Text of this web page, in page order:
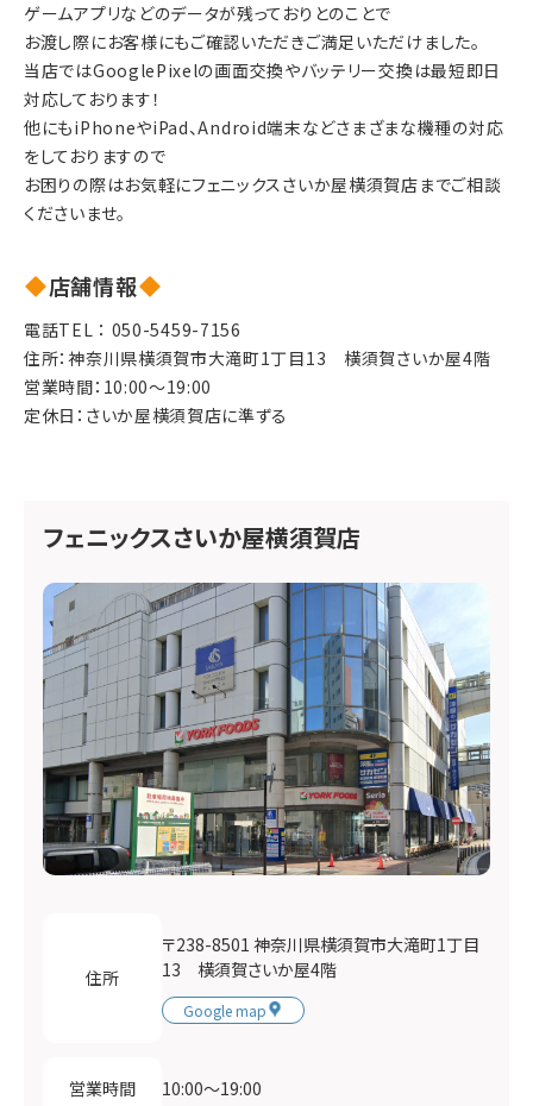
ゲームアプリなどのデータが残っておりとのことで
お渡し際にお客様にもご確認いただきご満足いただけました。
当店ではGooglePixelの画面交換やバッテリー交換は最短即日
対応しております！
他にもiPhoneやiPad、Android端末などさまざまな機種の対応
をしておりますので
お困りの際はお気軽にフェニックスさいか屋横須賀店までご相談
くださいませ。
店舗情報
電話TEL ： 050-5459-7156
住所：神奈川県横須賀市大滝町1丁目13　横須賀さいか屋4階
営業時間：10:00～19:00
定休日：さいか屋横須賀店に準ずる
フェニックスさいか屋横須賀店
住所
〒238-8501 神奈川県横須賀市大滝町1丁目
13 横須賀さいか屋4階
Google map
営業時間 10:00〜19:00